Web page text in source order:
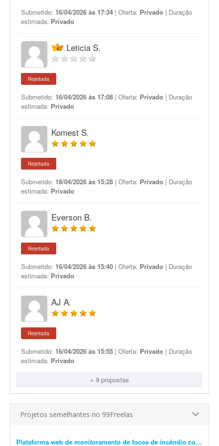
Submetido: 16/04/2026 às 17:34 | Oferta: Privado | Duração
estimada: Privado
Leticia S.
Rejeitada
Submetido: 16/04/2026 às 17:08 | Oferta: Privado | Duração
estimada: Privado
Komest S.
Rejeitada
Submetido: 16/04/2026 às 15:28 | Oferta: Privado | Duração
estimada: Privado
Everson B.
Rejeitada
Submetido: 16/04/2026 às 15:40 | Oferta: Privado | Duração
estimada: Privado
AJ A.
Rejeitada
Submetido: 16/04/2026 às 15:55 | Oferta: Privado | Duração
estimada: Privado
+ 9 propostas
Projetos semelhantes no 99Freelas
Plataforma web de monitoramento de focos de incêndio com mapa interativo